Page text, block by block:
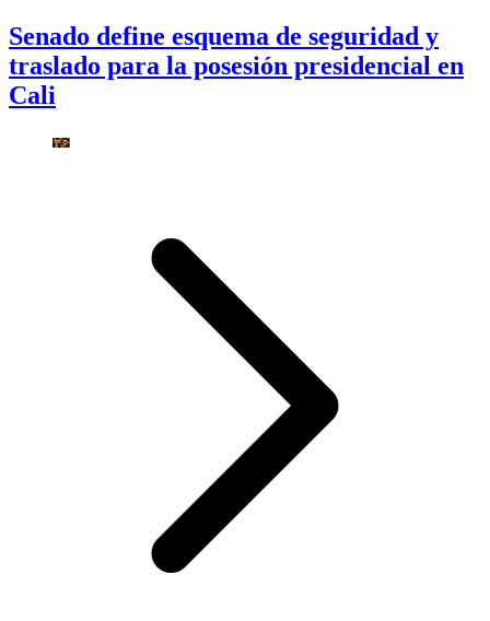
Senado define esquema de seguridad y
traslado para la posesión presidencial en
Cali